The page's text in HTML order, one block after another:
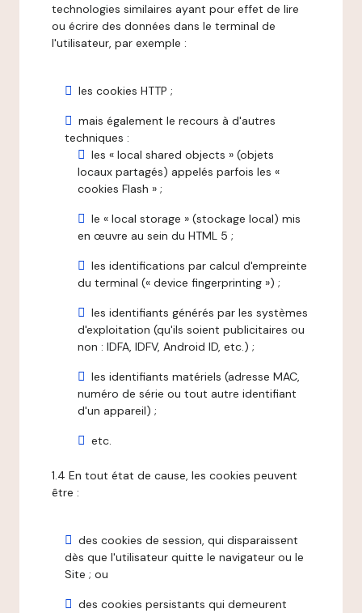
technologies similaires ayant pour effet de lire
ou écrire des données dans le terminal de
l'utilisateur, par exemple :
les cookies HTTP ;
mais également le recours à d'autres
techniques :
les « local shared objects » (objets
locaux partagés) appelés parfois les «
cookies Flash » ;
le « local storage » (stockage local) mis
en œuvre au sein du HTML 5 ;
les identifications par calcul d'empreinte
du terminal (« device fingerprinting ») ;
les identifiants générés par les systèmes
d'exploitation (qu'ils soient publicitaires ou
non : IDFA, IDFV, Android ID, etc.) ;
les identifiants matériels (adresse MAC,
numéro de série ou tout autre identifiant
d'un appareil) ;
etc.
1.4 En tout état de cause, les cookies peuvent
être :
des cookies de session, qui disparaissent
dès que l'utilisateur quitte le navigateur ou le
Site ; ou
des cookies persistants qui demeurent